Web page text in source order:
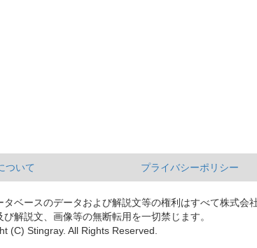
ついて プライバシーポリシー
タベースのデータおよび解説文等の権利はすべて株式会
び解説文、画像等の無断転用を一切禁じます。
(C) Stingray. All Rights Reserved.